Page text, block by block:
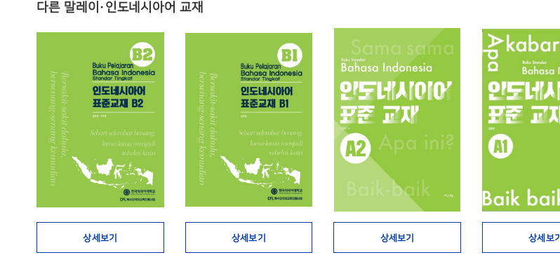
다른 말레이·인도네시아어 교재
상세보기 상세보기 상세보기 상세보기